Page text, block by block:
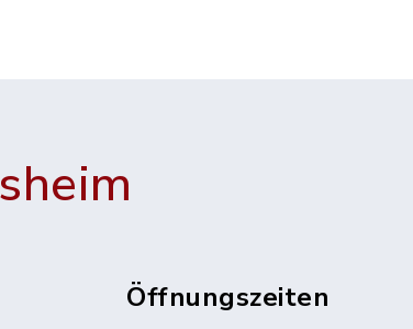
Öffnungszeiten